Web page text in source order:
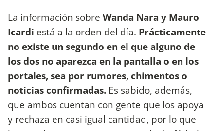
La información sobre Wanda Nara y Mauro
Icardi está a la orden del día. Prácticamente
no existe un segundo en el que alguno de
los dos no aparezca en la pantalla o en los
portales, sea por rumores, chimentos o
noticias confirmadas. Es sabido, además,
que ambos cuentan con gente que los apoya
y rechaza en casi igual cantidad, por lo que